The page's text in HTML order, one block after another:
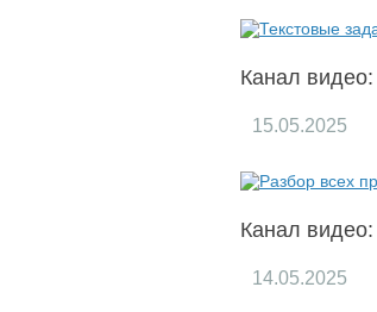
Канал видео:
15.05.2025
Канал видео:
14.05.2025